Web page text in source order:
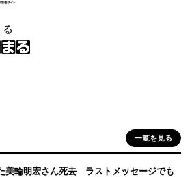
一覧を見る
美輪明宏さん死去 ラストメッセージでも